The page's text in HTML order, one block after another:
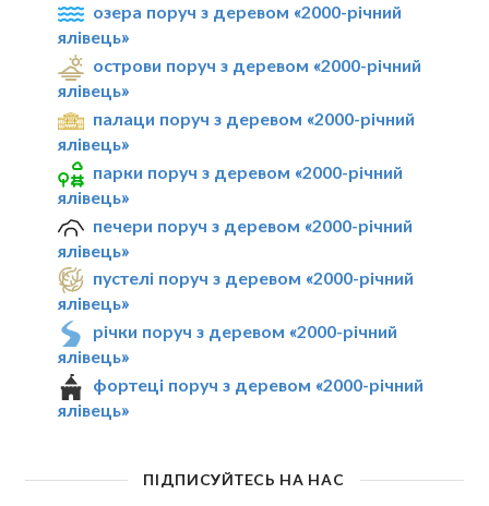
озера поруч з деревом «2000-річний
ялівець»
острови поруч з деревом «2000-річний
ялівець»
палаци поруч з деревом «2000-річний
ялівець»
парки поруч з деревом «2000-річний
ялівець»
печери поруч з деревом «2000-річний
ялівець»
пустелі поруч з деревом «2000-річний
ялівець»
річки поруч з деревом «2000-річний
ялівець»
фортеці поруч з деревом «2000-річний
ялівець»
ПІДПИСУЙТЕСЬ НА НАС